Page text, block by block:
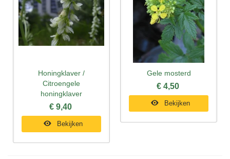
Honingklaver /
Citroengele
honingklaver
€ 9,40
Bekijken
Gele mosterd
€ 4,50
Bekijken